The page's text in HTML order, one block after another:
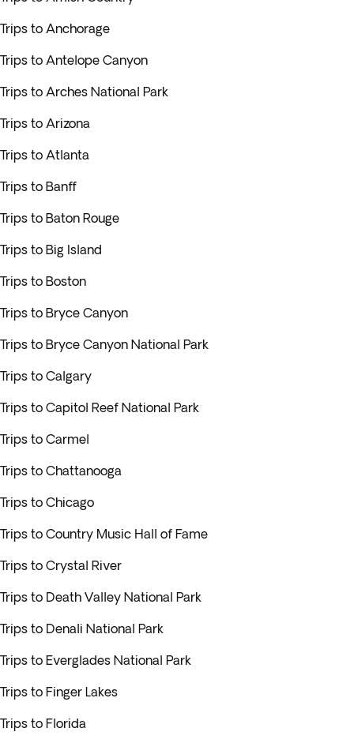
Trips to Anchorage
Trips to Antelope Canyon
Trips to Arches National Park
Trips to Arizona
Trips to Atlanta
Trips to Banff
Trips to Baton Rouge
Trips to Big Island
Trips to Boston
Trips to Bryce Canyon
Trips to Bryce Canyon National Park
Trips to Calgary
Trips to Capitol Reef National Park
Trips to Carmel
Trips to Chattanooga
Trips to Chicago
Trips to Country Music Hall of Fame
Trips to Crystal River
Trips to Death Valley National Park
Trips to Denali National Park
Trips to Everglades National Park
Trips to Finger Lakes
Trips to Florida